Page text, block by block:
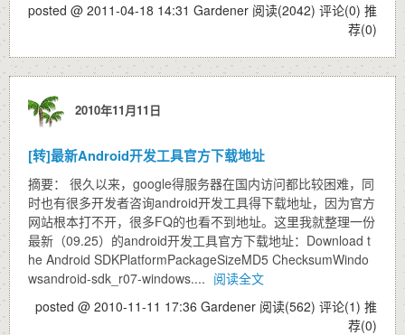
posted @ 2011-04-18 14:31 Gardener 阅读(2042) 评论(0) 推
荐(0)
2010年11月11日
[转]最新Android开发工具官方下载地址
摘要： 很久以来，google得服务器在国内访问都比较困难，同
时也有很多开发者咨询android开发工具得下载地址，因为官方
网站根本打不开，很多FQ的也看不到地址。这里我就整理一份
最新（09.25）的android开发工具官方下载地址：Download t
he Android SDKPlatformPackageSizeMD5 ChecksumWindo
wsandroid-sdk_r07-windows.... 阅读全文
posted @ 2010-11-11 17:36 Gardener 阅读(562) 评论(1) 推
荐(0)